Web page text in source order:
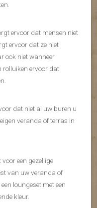
ervoor dat mensen niet
ervoor dat ze niet
ook niet wanneer
rolluiken ervoor dat
dat niet al uw buren u
veranda of terras in
een gezellige
van uw veranda of
loungeset met een
kleur.